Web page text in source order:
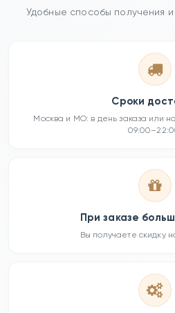
Удобные способы получения
Сроки
Москва и МО: в день заказа или
При заказе
Вы получаете скидку